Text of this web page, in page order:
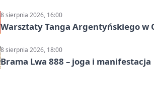
8 sierpnia 2026, 16:00
Warsztaty Tanga Argentyńskiego w
8 sierpnia 2026, 18:00
Brama Lwa 888 – joga i manifestacja